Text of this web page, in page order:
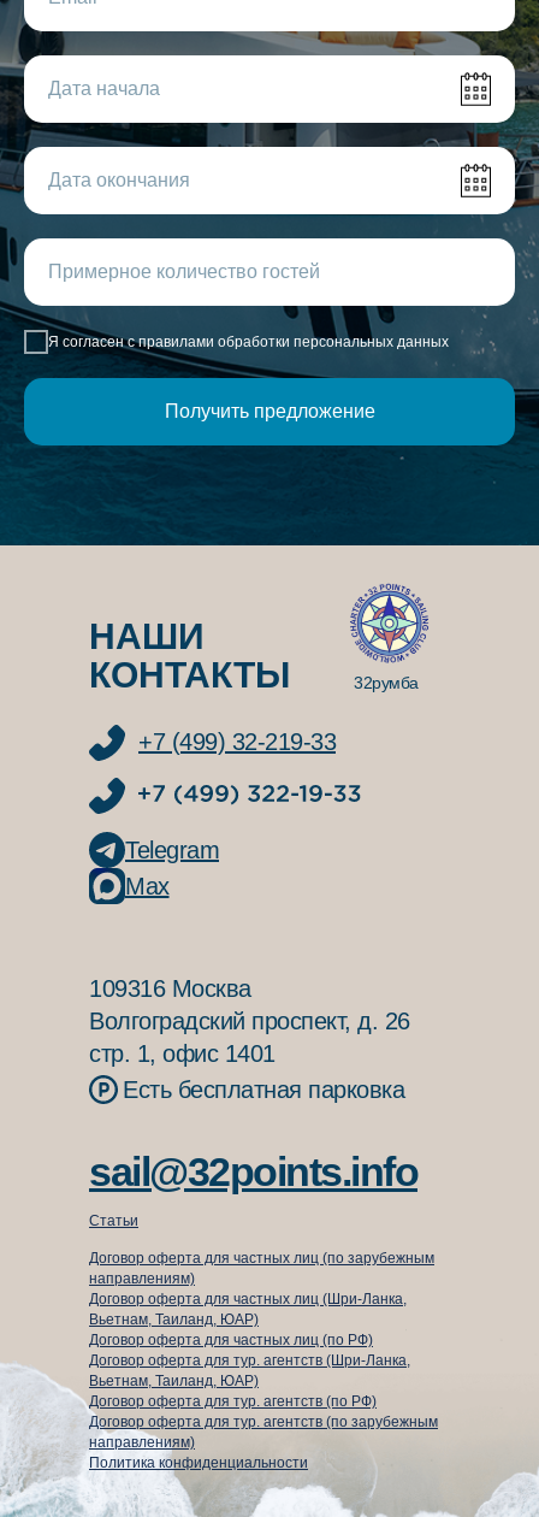
Я согласен с правилами обработки персональных данных
Получить предложение
НАШИ
КОНТАКТЫ
sail@32points.info
32румба
+7 (499) 32-219-33
Telegram
Max
109316 Москва
Волгоградский проспект, д. 26
стр. 1, офис 1401
Есть бесплатная парковка
Статьи
Договор оферта для частных лиц (по зарубежным
направлениям)
Договор оферта для частных лиц (Шри-Ланка,
Вьетнам, Таиланд, ЮАР)
Договор оферта для частных лиц (по РФ)
Договор оферта для тур. агентств (Шри-Ланка,
Вьетнам, Таиланд, ЮАР)
⁠Договор оферта для тур. агентств (по РФ)
Договор оферта для тур. агентств (по зарубежным
направлениям)
Политика конфиденциальности